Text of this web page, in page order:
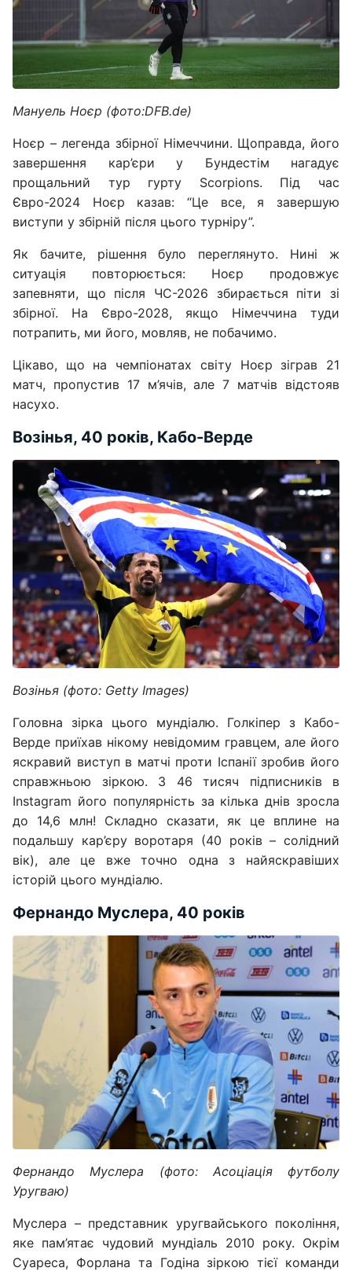
Мануель Ноєр (фото:DFB.de)
Ноєр – легенда збірної Німеччини. Щоправда, його
завершення кар’єри у Бундестім нагадує
прощальний тур гурту Scorpions. Під час
Євро-2024 Ноєр казав: “Це все, я завершую
виступи у збірній після цього турніру”.
Як бачите, рішення було переглянуто. Нині ж
ситуація повторюється: Ноєр продовжує
запевняти, що після ЧС-2026 збирається піти зі
збірної. На Євро-2028, якщо Німеччина туди
потрапить, ми його, мовляв, не побачимо.
Цікаво, що на чемпіонатах світу Ноєр зіграв 21
матч, пропустив 17 м’ячів, але 7 матчів відстояв
насухо.
Возінья, 40 років, Кабо-Верде
Возінья (фото: Getty Images)
Головна зірка цього мундіалю. Голкіпер з Кабо-
Верде приїхав нікому невідомим гравцем, але його
яскравий виступ в матчі проти Іспанії зробив його
справжньою зіркою. З 46 тисяч підписників в
Instagram його популярність за кілька днів зросла
до 14,6 млн! Складно сказати, як це вплине на
подальшу кар’єру воротаря (40 років – солідний
вік), але це вже точно одна з найяскравіших
історій цього мундіалю.
Фернандо Муслера, 40 років
Фернандо Муслера (фото: Асоціація футболу
Уругваю)
Муслера – представник уругвайського покоління,
яке пам’ятає чудовий мундіаль 2010 року. Окрім
Суареса, Форлана та Годіна зіркою тієї команди